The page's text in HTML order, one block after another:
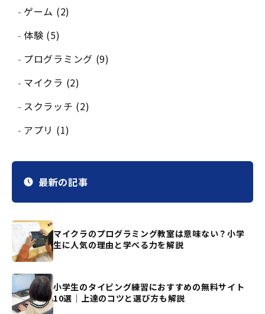
ゲーム (2)
体験 (5)
プログラミング (9)
マイクラ (2)
スクラッチ (2)
アプリ (1)
最新の記事
マイクラのプログラミング教室は意味ない？小学
生に人気の理由と学べる力を解説
小学生のタイピング練習におすすめの無料サイト
10選｜上達のコツと選び方も解説